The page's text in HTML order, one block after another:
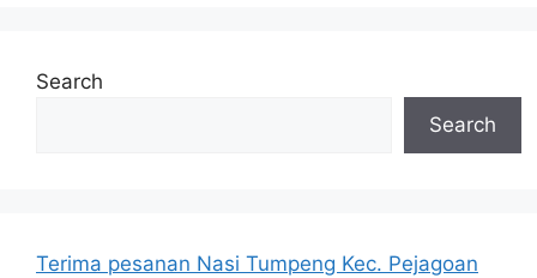
Search
Search
Terima pesanan Nasi Tumpeng Kec. Pejagoan